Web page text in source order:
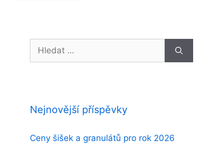
Hledat:
Nejnovější příspěvky
Ceny šišek a granulátů pro rok 2026